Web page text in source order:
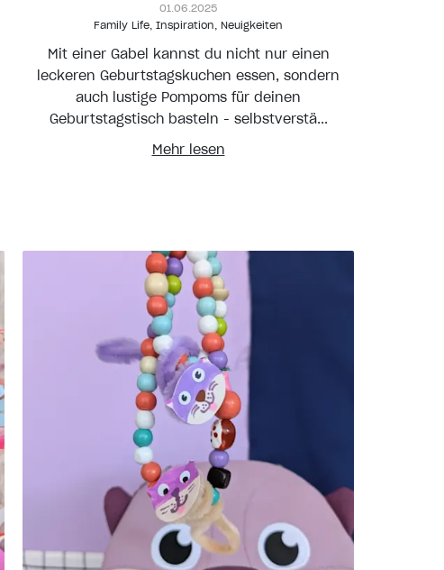
01.06.2025
Family Life, Inspiration, Neuigkeiten
Mit einer Gabel kannst du nicht nur einen
leckeren Geburtstagskuchen essen, sondern
auch lustige Pompoms für deinen
Geburtstagstisch basteln - selbstverstä...
Mehr lesen